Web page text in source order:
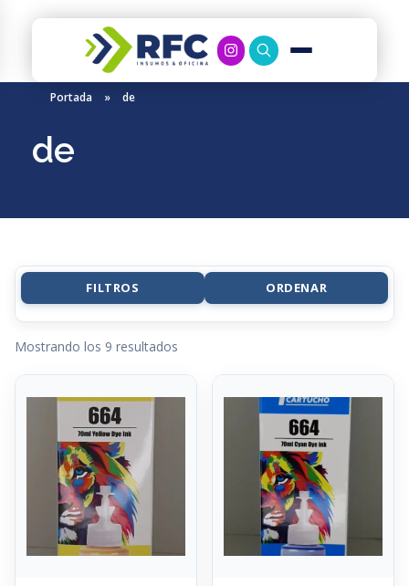
RFC Soluciones
Con 35 años de experiencia, RFC se especializa en muebles de oficina, soluciones tecnológicas y servicio técnico en Río Gallegos. Equipamos espacios de trabajo modernos y eficientes.
Portada » de
de
FILTROS ORDENAR
Mostrando los 9 resultados